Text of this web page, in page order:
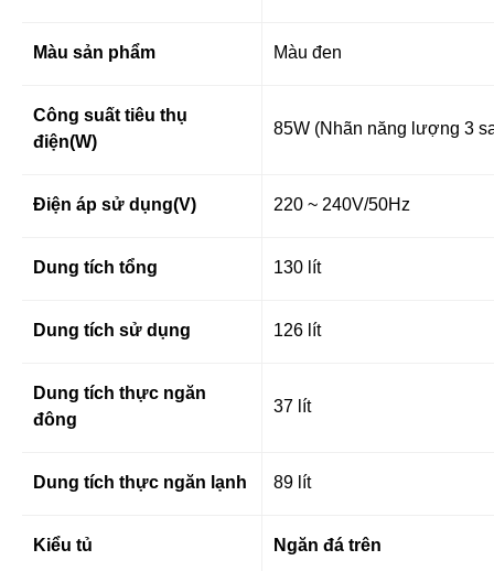
Màu sản phẩm Màu đen
Công suất tiêu thụ
điện(W)
85W (Nhãn năng lượng 3
Điện áp sử dụng(V) 220 ~ 240V/50Hz
Dung tích tổng 130 lít
Dung tích sử dụng 126 lít
Dung tích thực ngăn
đông
37 lít
Dung tích thực ngăn lạnh 89 lít
Kiểu tủ Ngăn đá trên